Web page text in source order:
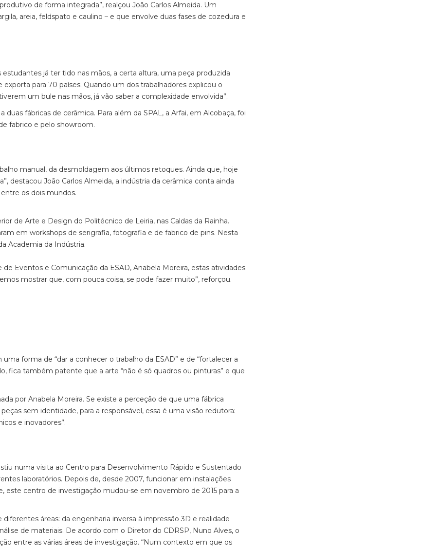
de forma integrada”, realçou João Carlos Almeida. Um
areia, feldspato e caulino – e que envolve duas fases de cozedura e
já ter tido nas mãos, a certa altura, uma peça produzida
para 70 países. Quando um dos trabalhadores explicou o
um bule nas mãos, já vão saber a complexidade envolvida”.
fábricas de cerâmica. Para além da SPAL, a Arfai, em Alcobaça, foi
fabrico e pelo showroom.
manual, da desmoldagem aos últimos retoques. Ainda que, hoje
destacou João Carlos Almeida, a indústria da cerâmica conta ainda
os dois mundos.
de Arte e Design do Politécnico de Leiria, nas Caldas da Rainha.
em workshops de serigrafia, fotografia e de fabrico de pins. Nesta
Academia da Indústria.
Eventos e Comunicação da ESAD, Anabela Moreira, estas atividades
mostrar que, com pouca coisa, se pode fazer muito”, reforçou.
forma de “dar a conhecer o trabalho da ESAD” e de “fortalecer a
fica também patente que a arte “não é só quadros ou pinturas” e que
por Anabela Moreira. Se existe a perceção de que uma fábrica
sem identidade, para a responsável, essa é uma visão redutora:
e inovadores”.
numa visita ao Centro para Desenvolvimento Rápido e Sustentado
laboratórios. Depois de, desde 2007, funcionar em instalações
este centro de investigação mudou-se em novembro de 2015 para a
áreas: da engenharia inversa à impressão 3D e realidade
de materiais. De acordo com o Diretor do CDRSP, Nuno Alves, o
entre as várias áreas de investigação. “Num contexto em que os